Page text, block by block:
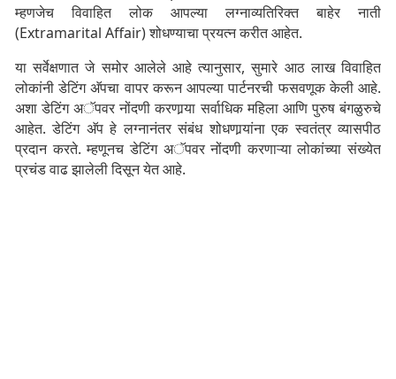
म्हणजेच विवाहित लोक आपल्या लग्नाव्यतिरिक्त बाहेर नाती
(Extramarital Affair) शोधण्याचा प्रयत्न करीत आहेत.
या सर्वेक्षणात जे समोर आलेले आहे त्यानुसार, सुमारे आठ लाख विवाहित
लोकांनी डेटिंग अ‍ॅपचा वापर करून आपल्या पार्टनरची फसवणूक केली आहे.
अशा डेटिंग अॅपवर नोंदणी करणार्‍या सर्वाधिक महिला आणि पुरुष बंगळुरुचे
आहेत. डेटिंग अ‍ॅप हे लग्नानंतर संबंध शोधणार्‍यांना एक स्वतंत्र व्यासपीठ
प्रदान करते. म्हणूनच डेटिंग अॅपवर नोंदणी करणाऱ्या लोकांच्या संख्येत
प्रचंड वाढ झालेली दिसून येत आहे.